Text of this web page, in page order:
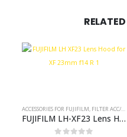
ACCESSORIES FOR FUJIFILM, FILTER ACC/CONVERTER/ADAPTER
FUJIFILM LH-XF23 Lens Hood for XF 23mm f/1.4 R